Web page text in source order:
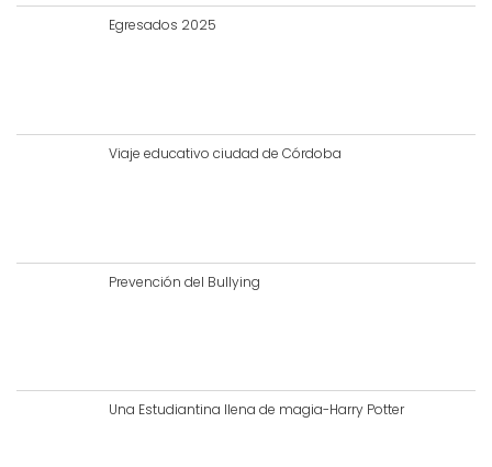
Egresados 2025
Viaje educativo ciudad de Córdoba
Prevención del Bullying
Una Estudiantina llena de magia-Harry Potter